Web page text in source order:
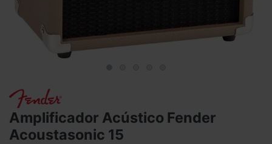
Amplificador Acústico Fender
Acoustasonic 15